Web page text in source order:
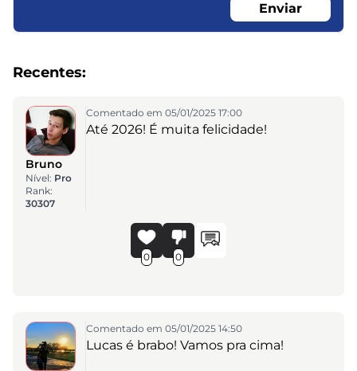
Enviar
Recentes:
Bruno
Nível: Pro
Rank:
30307
Comentado em 05/01/2025 17:00
Até 2026! É muita felicidade!
0 0
Comentado em 05/01/2025 14:50
Lucas é brabo! Vamos pra cima!